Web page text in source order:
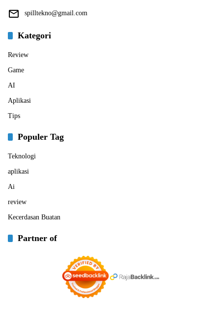
spilltekno@gmail.com
Kategori
Review
Game
AI
Aplikasi
Tips
Populer Tag
Teknologi
aplikasi
Ai
review
Kecerdasan Buatan
Partner of